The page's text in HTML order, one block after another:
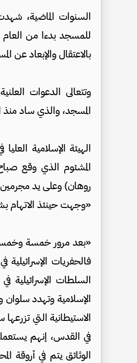
السنوات الماضية،
بالاعتقال والإبعاد
وتتعالى الدعوات
المسجد، والذي ساد منذ
الهيئة الإسلامية
روهان) وعلى يد مجرمين
«وجهت حينئذ الاتهام
«بعد مرور خمسة وخمسين
فالحفريات
السلطات الإسرائيلية
الإسلامية وتهدد
الاستيطانية التي
في القدس، إنهم
الوثائق يتم في أروقة